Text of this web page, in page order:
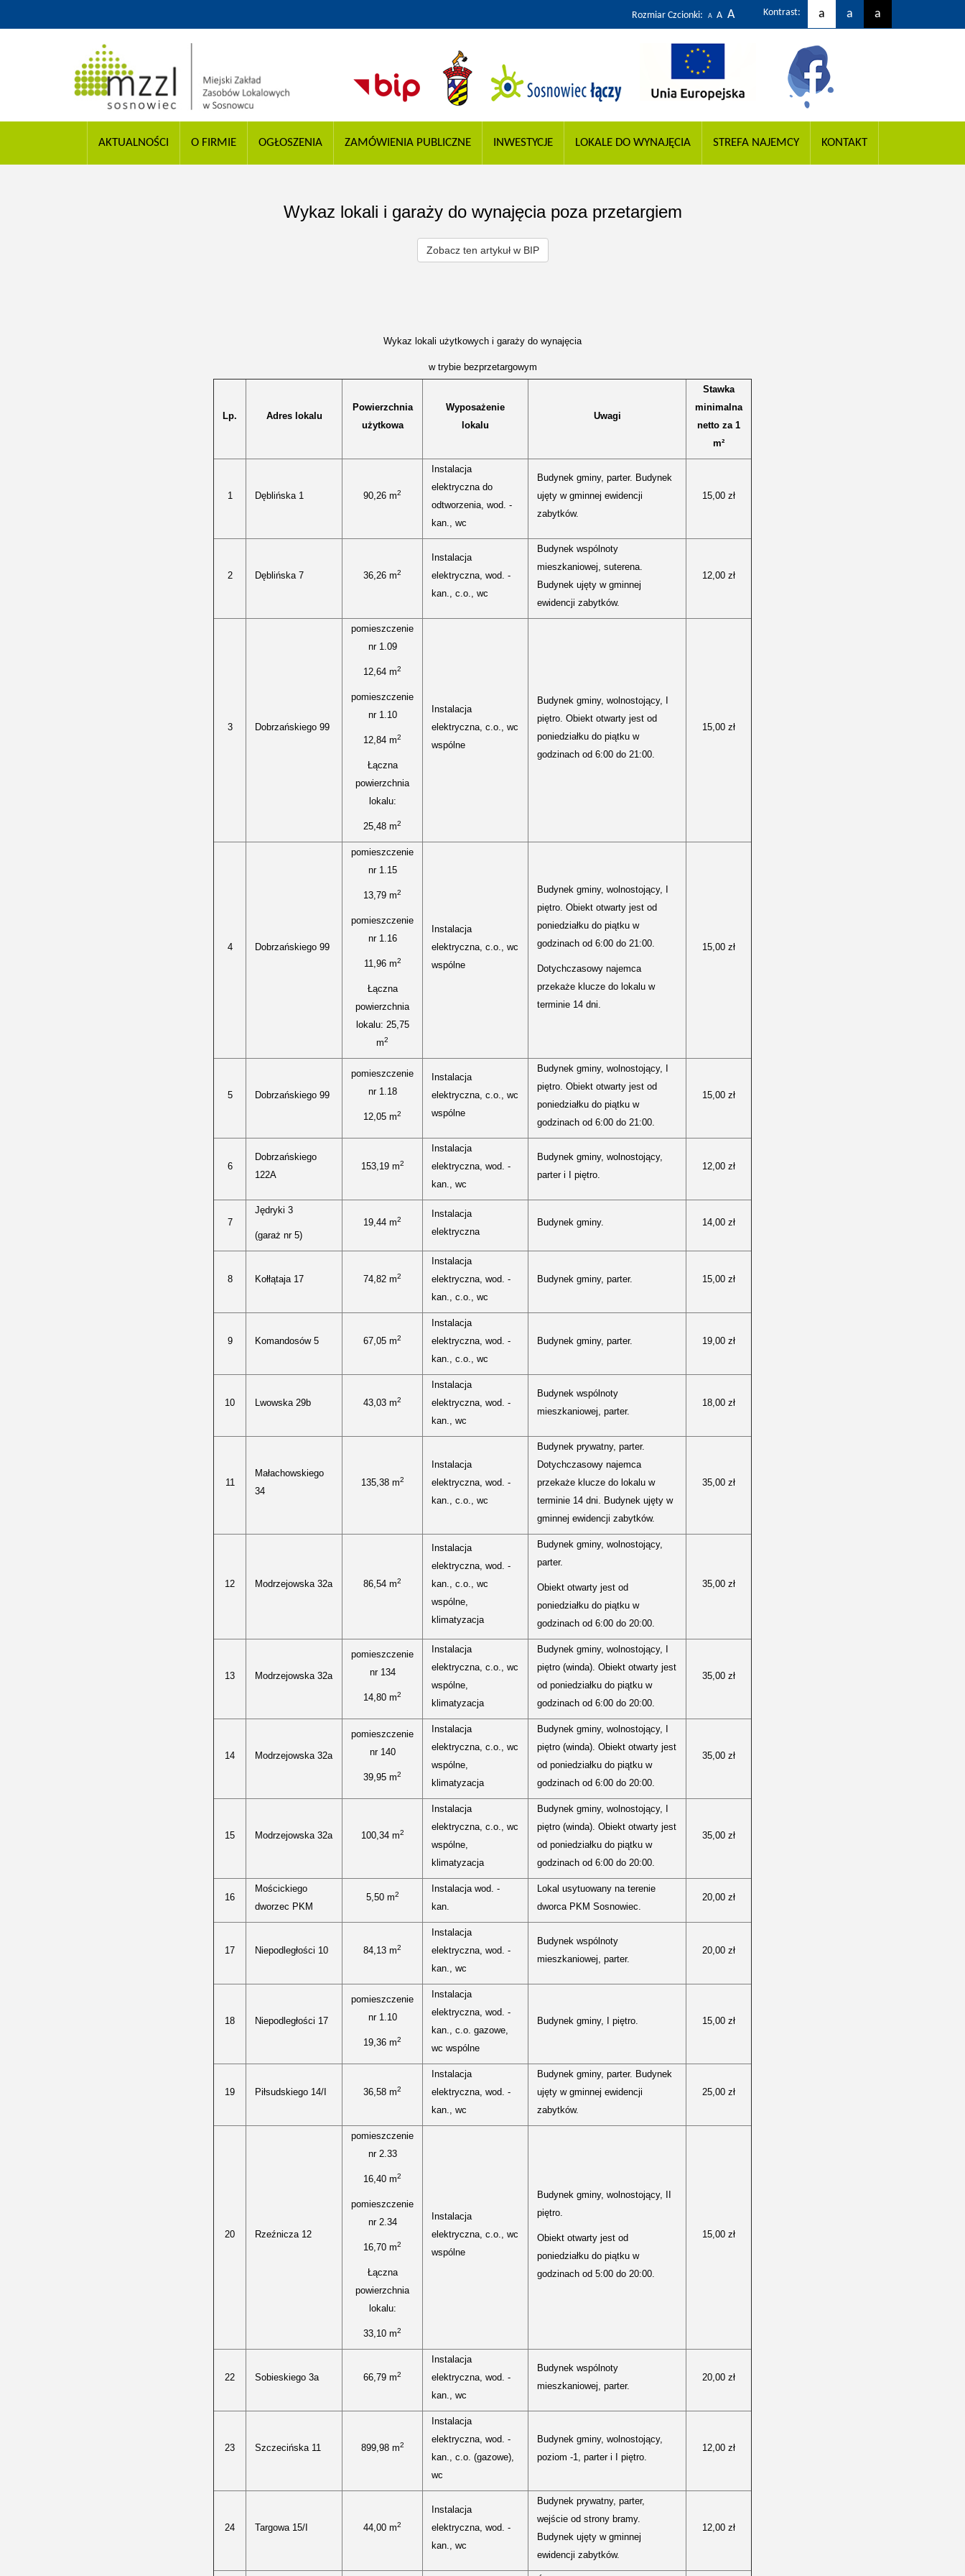
Rozmiar Czcionki: A A A Kontrast: a a a
AKTUALNOŚCI O FIRMIE OGŁOSZENIA ZAMÓWIENIA PUBLICZNE INWESTYCJE LOKALE DO WYNAJĘCIA STREFA NAJEMCY KONTAKT
Wykaz lokali i garaży do wynajęcia poza przetargiem
Zobacz ten artykuł w BIP
Wykaz lokali użytkowych i garaży do wynajęcia
w trybie bezprzetargowym
Lp. Adres lokalu
Powierzchnia
użytkowa
Wyposażenie
lokalu
Uwagi
Stawka
minimalna
netto za 1
m²
1 Dęblińska 1 90,26 m2
Instalacja
elektryczna do
odtworzenia, wod. -
kan., wc
Budynek gminy, parter. Budynek
ujęty w gminnej ewidencji
zabytków.
15,00 zł
2 Dęblińska 7 36,26 m2
Instalacja
elektryczna, wod. -
kan., c.o., wc
Budynek wspólnoty
mieszkaniowej, suterena.
Budynek ujęty w gminnej
ewidencji zabytków.
12,00 zł
3 Dobrzańskiego 99
pomieszczenie
nr 1.09
12,64 m2
pomieszczenie
nr 1.10
12,84 m2
Łączna
powierzchnia
lokalu:
25,48 m2
Instalacja
elektryczna, c.o., wc
wspólne
Budynek gminy, wolnostojący, I
piętro. Obiekt otwarty jest od
poniedziałku do piątku w
godzinach od 6:00 do 21:00.
15,00 zł
4 Dobrzańskiego 99
pomieszczenie
nr 1.15
13,79 m2
pomieszczenie
nr 1.16
11,96 m2
Łączna
powierzchnia
lokalu: 25,75
m2
Instalacja
elektryczna, c.o., wc
wspólne
Budynek gminy, wolnostojący, I
piętro. Obiekt otwarty jest od
poniedziałku do piątku w
godzinach od 6:00 do 21:00.
Dotychczasowy najemca
przekaże klucze do lokalu w
terminie 14 dni.
15,00 zł
5 Dobrzańskiego 99
pomieszczenie
nr 1.18
12,05 m2
Instalacja
elektryczna, c.o., wc
wspólne
Budynek gminy, wolnostojący, I
piętro. Obiekt otwarty jest od
poniedziałku do piątku w
godzinach od 6:00 do 21:00.
15,00 zł
6
Dobrzańskiego
122A
153,19 m2
Instalacja
elektryczna, wod. -
kan., wc
Budynek gminy, wolnostojący,
parter i I piętro.
12,00 zł
7
Jędryki 3
(garaż nr 5)
19,44 m2
Instalacja
elektryczna
Budynek gminy. 14,00 zł
8 Kołłątaja 17 74,82 m2
Instalacja
elektryczna, wod. -
kan., c.o., wc
Budynek gminy, parter. 15,00 zł
9 Komandosów 5 67,05 m2
Instalacja
elektryczna, wod. -
kan., c.o., wc
Budynek gminy, parter. 19,00 zł
10 Lwowska 29b 43,03 m2
Instalacja
elektryczna, wod. -
kan., wc
Budynek wspólnoty
mieszkaniowej, parter.
18,00 zł
11
Małachowskiego
34
135,38 m2
Instalacja
elektryczna, wod. -
kan., c.o., wc
Budynek prywatny, parter.
Dotychczasowy najemca
przekaże klucze do lokalu w
terminie 14 dni. Budynek ujęty w
gminnej ewidencji zabytków.
35,00 zł
12 Modrzejowska 32a 86,54 m2
Instalacja
elektryczna, wod. -
kan., c.o., wc
wspólne,
klimatyzacja
Budynek gminy, wolnostojący,
parter.
Obiekt otwarty jest od
poniedziałku do piątku w
godzinach od 6:00 do 20:00.
35,00 zł
13 Modrzejowska 32a
pomieszczenie
nr 134
14,80 m2
Instalacja
elektryczna, c.o., wc
wspólne,
klimatyzacja
Budynek gminy, wolnostojący, I
piętro (winda). Obiekt otwarty jest
od poniedziałku do piątku w
godzinach od 6:00 do 20:00.
35,00 zł
14 Modrzejowska 32a
pomieszczenie
nr 140
39,95 m2
Instalacja
elektryczna, c.o., wc
wspólne,
klimatyzacja
Budynek gminy, wolnostojący, I
piętro (winda). Obiekt otwarty jest
od poniedziałku do piątku w
godzinach od 6:00 do 20:00.
35,00 zł
15 Modrzejowska 32a 100,34 m2
Instalacja
elektryczna, c.o., wc
wspólne,
klimatyzacja
Budynek gminy, wolnostojący, I
piętro (winda). Obiekt otwarty jest
od poniedziałku do piątku w
godzinach od 6:00 do 20:00.
35,00 zł
16
Mościckiego
dworzec PKM
5,50 m2
Instalacja wod. -
kan.
Lokal usytuowany na terenie
dworca PKM Sosnowiec.
20,00 zł
17 Niepodległości 10 84,13 m2
Instalacja
elektryczna, wod. -
kan., wc
Budynek wspólnoty
mieszkaniowej, parter.
20,00 zł
18 Niepodległości 17
pomieszczenie
nr 1.10
19,36 m2
Instalacja
elektryczna, wod. -
kan., c.o. gazowe,
wc wspólne
Budynek gminy, I piętro. 15,00 zł
19 Piłsudskiego 14/I 36,58 m2
Instalacja
elektryczna, wod. -
kan., wc
Budynek gminy, parter. Budynek
ujęty w gminnej ewidencji
zabytków.
25,00 zł
20 Rzeźnicza 12
pomieszczenie
nr 2.33
16,40 m2
pomieszczenie
nr 2.34
16,70 m2
Łączna
powierzchnia
lokalu:
33,10 m2
Instalacja
elektryczna, c.o., wc
wspólne
Budynek gminy, wolnostojący, II
piętro.
Obiekt otwarty jest od
poniedziałku do piątku w
godzinach od 5:00 do 20:00.
15,00 zł
22 Sobieskiego 3a 66,79 m2
Instalacja
elektryczna, wod. -
kan., wc
Budynek wspólnoty
mieszkaniowej, parter.
20,00 zł
23 Szczecińska 11 899,98 m2
Instalacja
elektryczna, wod. -
kan., c.o. (gazowe),
wc
Budynek gminy, wolnostojący,
poziom -1, parter i I piętro.
12,00 zł
24 Targowa 15/I 44,00 m2
Instalacja
elektryczna, wod. -
kan., wc
Budynek prywatny, parter,
wejście od strony bramy.
Budynek ujęty w gminnej
ewidencji zabytków.
12,00 zł